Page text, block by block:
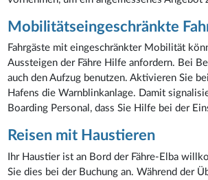
Mobilitätseingeschränkte
Fahrgäste mit eingeschränkter Mobilität
Aussteigen der Fähre Hilfe anfordern. Bei
auch den Aufzug benutzen. Aktivieren Sie
Hafens die Warnblinkanlage. Damit
Boarding Personal, dass Sie Hilfe bei der
Reisen mit Haustieren
Ihr Haustier ist an Bord der Fähre-Elba
Sie dies bei der Buchung an. Während der